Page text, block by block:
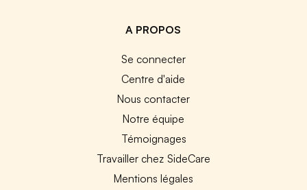
A PROPOS
Se connecter
Centre d'aide
Nous contacter
Notre équipe
Témoignages
Travailler chez SideCare
Mentions légales